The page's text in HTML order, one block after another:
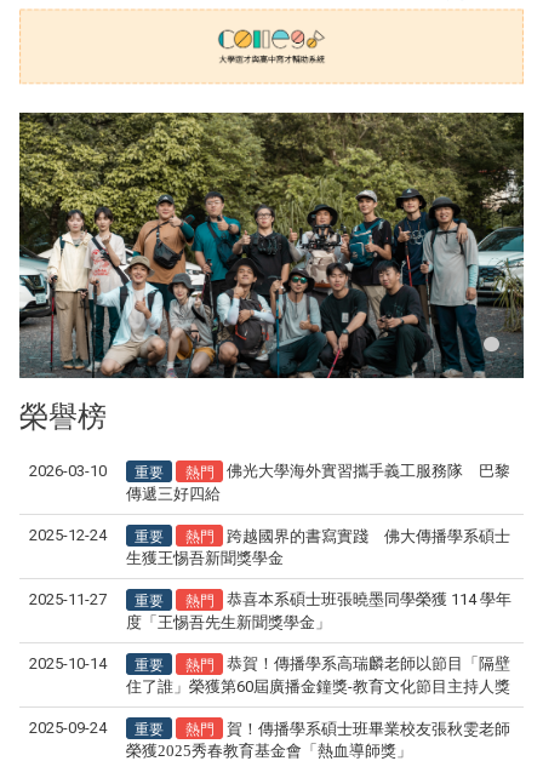
榮譽榜
2026-03-10 重要 熱門
佛光大學海外實習攜手義工服務隊 巴黎
傳遞三好四給
2025-12-24 重要 熱門
跨越國界的書寫實踐 佛大傳播學系碩士
生獲王惕吾新聞獎學金
2025-11-27 重要 熱門
恭喜本系碩士班張曉墨同學榮獲 114 學年
度「王惕吾先生新聞獎學金」
2025-10-14 重要 熱門
恭賀！傳播學系高瑞麟老師以節目「隔壁
住了誰」榮獲第60屆廣播金鐘獎-教育文化節目主持人獎
2025-09-24 重要 熱門
賀！傳播學系碩士班畢業校友張秋雯老師
榮獲2025秀春教育基金會「熱血導師獎」